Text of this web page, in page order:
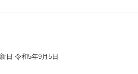
日 令和5年9月5日